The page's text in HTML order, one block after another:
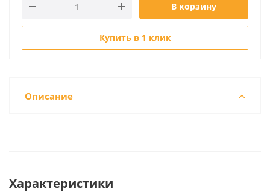
В корзину
Купить в 1 клик
Описание
Характеристики